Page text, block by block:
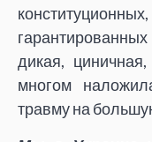
дикая,
многом
травму на